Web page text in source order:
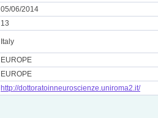
05/06/2014
13
Italy
EUROPE
EUROPE
http://dottoratoinneuroscienze.uniroma2.it/